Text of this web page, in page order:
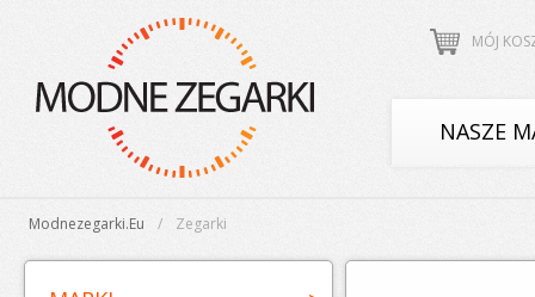
MÓJ
NASZE
Modnezegarki.eu Zegarki